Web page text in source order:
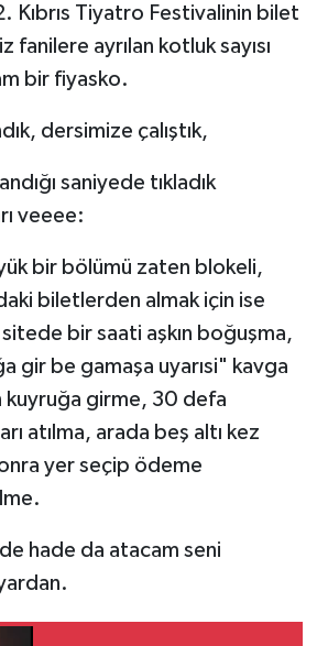
Kıbrıs Tiyatro Festivalinin bilet
fanilere ayrılan kotluk sayısı
bir fiyasko.
dersimize çalıştık,
saniyede tıkladık
veeee:
bir bölümü zaten blokeli,
biletlerden almak için ise
bir saati aşkın boğuşma,
gir be gamaşa uyarısi" kavga
girme, 30 defa
atılma, arada beş altı kez
yer seçip ödeme
hade da atacam seni